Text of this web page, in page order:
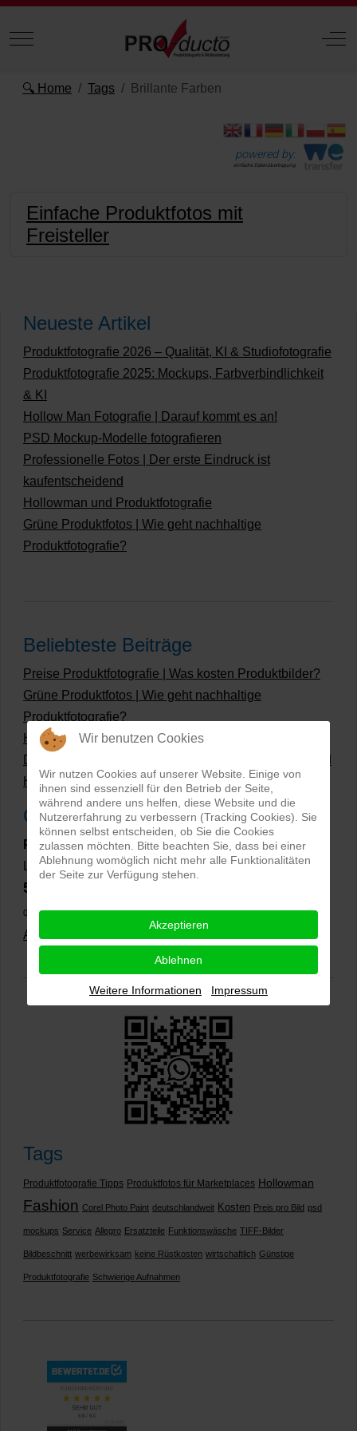
Mobile Menu Toggle Off-
🔍 Home Tags Brillante Farben
powered by:
einfache Datenübertragung
Einfache Produktfotos mit
Freisteller
Neueste Artikel
Produktfotografie 2026 – Qualität, KI & Studiofotografie
Produktfotografie 2025: Mockups, Farbverbindlichkeit
& KI
Hollow Man Fotografie | Darauf kommt es an!
PSD Mockup-Modelle fotografieren
Professionelle Fotos | Der erste Eindruck ist
kaufentscheidend
Hollowman und Produktfotografie
Grüne Produktfotos | Wie geht nachhaltige
Produktfotografie?
Beliebteste Beiträge
Preise Produktfotografie | Was kosten Produktbilder?
Grüne Produktfotos | Wie geht nachhaltige
Produktfotografie?
Hollow Man Fotografie | Darauf kommt es an!
Dateiformate und Bilder mit transparentem Hintergrund
Hollowman und Produktfotografie
Google Rezensionen
PRO-ducto GmbH , Fotografie und Bildbearbeitung in
Lichtenau
5,0
02.01.2026)
Alle Rezensionen ansehen
Tags
Produktfotografie Tipps Produktfotos für Marketplaces Hollowman
Fashion Corel Photo Paint deutschlandweit Kosten Preis pro Bild psd
mockups Service Allegro Ersatzteile Funktionswäsche TIFF-Bilder
Bildbeschnitt werbewirksam keine Rüstkosten wirtschaftlich Günstige
Produktfotografie Schwierige Aufnahmen
Wir benutzen Cookies
Wir nutzen Cookies auf unserer Website. Einige von
ihnen sind essenziell für den Betrieb der Seite,
während andere uns helfen, diese Website und die
Nutzererfahrung zu verbessern (Tracking Cookies). Sie
können selbst entscheiden, ob Sie die Cookies
zulassen möchten. Bitte beachten Sie, dass bei einer
Ablehnung womöglich nicht mehr alle Funktionalitäten
der Seite zur Verfügung stehen.
Akzeptieren
Ablehnen
Weitere Informationen Impressum